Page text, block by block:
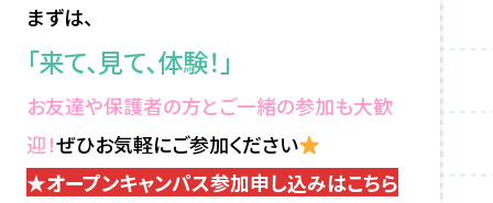
まずは、
「来て、見て、体験！」
お友達や保護者の方とご一緒の参加も大歓
迎！ぜひお気軽にご参加ください
★オープンキャンパス参加申し込みはこちら